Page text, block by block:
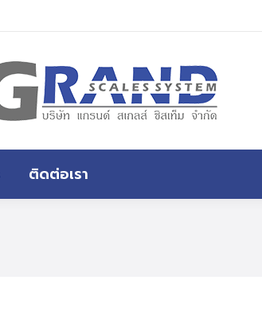
ติดต่อเรา